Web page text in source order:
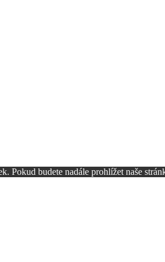
budete nadále prohlížet naše